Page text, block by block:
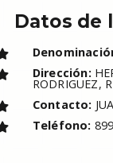
Datos de
Dirección:
RODRIGUEZ,
Contacto:
Teléfono: